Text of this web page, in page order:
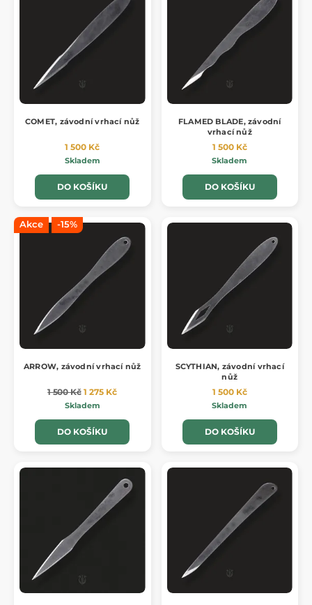
COMET, závodní vrhací nůž
1 500 Kč
Skladem
DO KOŠÍKU
FLAMED BLADE, závodní
vrhací nůž
1 500 Kč
Skladem
DO KOŠÍKU
Akce -15%
ARROW, závodní vrhací nůž
1 500 Kč 1 275 Kč
Skladem
DO KOŠÍKU
SCYTHIAN, závodní vrhací
nůž
1 500 Kč
Skladem
DO KOŠÍKU